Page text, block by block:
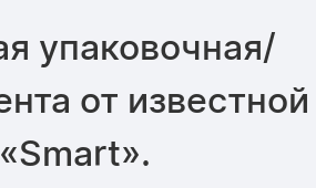
упаковочная/
от известной